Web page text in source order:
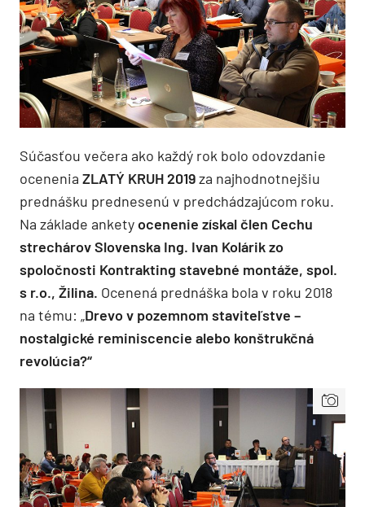
Súčasťou večera ako každý rok bolo odovzdanie
ocenenia ZLATÝ KRUH 2019za najhodnotnejšiu
prednášku prednesenú v predchádzajúcom roku.
Na základe anketyocenenie získal člen Cechu
strechárov Slovenska Ing. Ivan Kolárik zo
spoločnosti Kontrakting stavebné montáže, spol.
s r.o., Žilina. Ocenená prednáška bola v roku 2018
na tému: „Drevo v pozemnom staviteľstve –
nostalgické reminiscencie alebo konštrukčná
revolúcia?“